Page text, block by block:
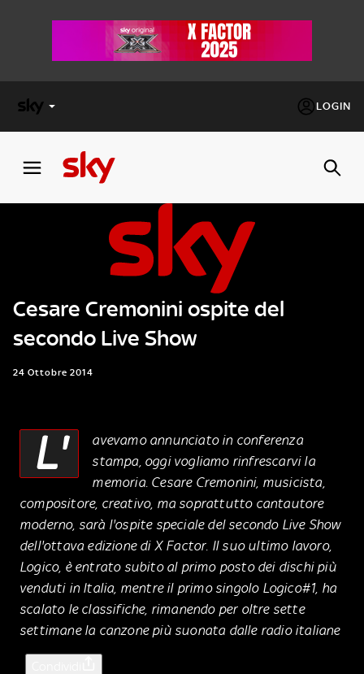
LOGIN
FACTOR
Cos’altro vedere:
PROGRAMMI SKY
Un mondo di offerte:
SKY.IT
Cesare Cremonini ospite del
secondo Live Show
24 Ottobre 2014
L'
avevamo annunciato in conferenza
stampa, oggi vogliamo rinfrescarvi la
memoria. Cesare Cremonini, musicista,
compositore, creativo, ma soprattutto cantautore
moderno, sarà l'ospite speciale del secondo Live Show
dell'ottava edizione di X Factor. Il suo ultimo lavoro,
Logico, è entrato subito al primo posto dei dischi più
venduti in Italia, mentre il primo singolo Logico#1, ha
scalato le classifiche, rimanendo per oltre sette
settimane la canzone più suonata dalle radio italiane